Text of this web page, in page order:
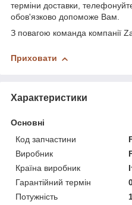
терміни доставки,
обов'язково допоможе Вам.
З повагою команда компанії
Приховати
Характеристики
Основні
Код запчастини
Виробник
Країна виробник
Гарантійний термін
Потужність